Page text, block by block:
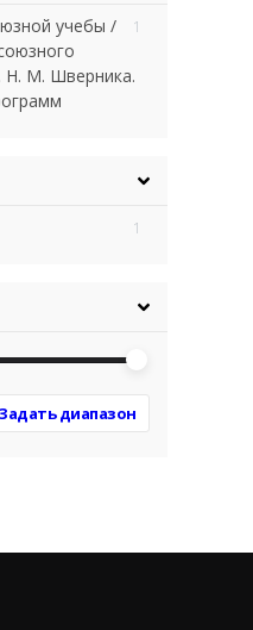
1
учебы /
М. Шверника.
1